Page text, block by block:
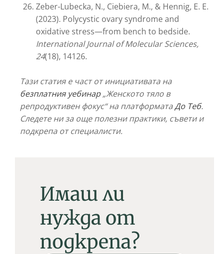
Zeber-Lubecka, N., Ciebiera, M., & Hennig, E. E.
(2023). Polycystic ovary syndrome and
oxidative stress—from bench to bedside.
International Journal of Molecular Sciences,
24(18), 14126.
Тази статия е част от инициативата на
безплатния уебинар„Женското тяло в
репродуктивен фокус“ на платформатаДо Tеб.
Следете ни за още полезни практики, съвети и
подкрепа от специалисти.
Имаш ли
нужда от
подкрепа?